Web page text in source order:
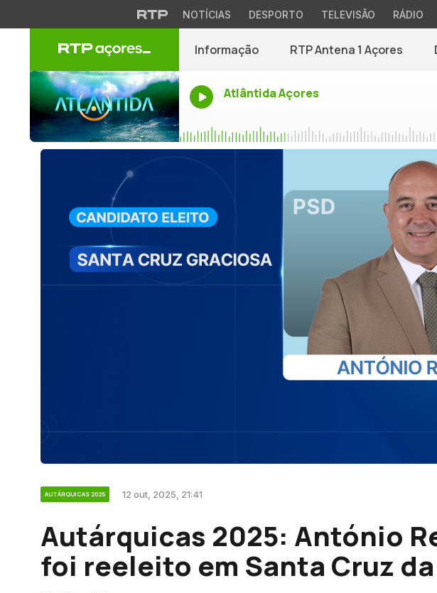
NOTÍCIAS DESPORTO TELEVISÃO RÁDIO
Informação RTP Antena 1 Açores
Atlântida Açores
AUTÁRQUICAS 2025 12 out, 2025, 21:41
Autárquicas 2025: António
foi reeleito em Santa Cruz